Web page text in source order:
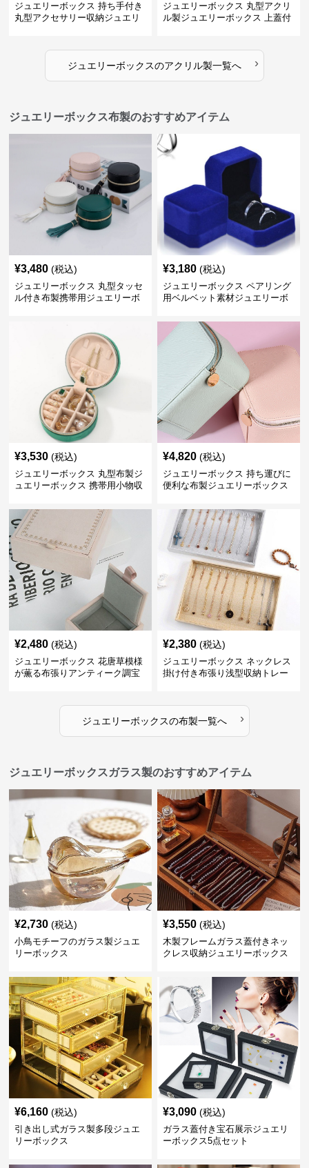
ジュエリーボックス 持ち手付き
丸型アクセサリー収納ジュエリ
ジュエリーボックス 丸型アクリ
ル製ジュエリーボックス 上蓋付
ジュエリーボックスのアクリル製一覧へ ›
ジュエリーボックス布製のおすすめアイテム
¥3,480 (税込)
ジュエリーボックス 丸型タッセ
ル付き布製携帯用ジュエリーボ
¥3,180 (税込)
ジュエリーボックス ペアリング
用ベルベット素材ジュエリーボ
¥3,530 (税込)
ジュエリーボックス 丸型布製ジ
ュエリーボックス 携帯用小物収
¥4,820 (税込)
ジュエリーボックス 持ち運びに
便利な布製ジュエリーボックス
¥2,480 (税込)
ジュエリーボックス 花唐草模様
が薫る布張りアンティーク調宝
¥2,380 (税込)
ジュエリーボックス ネックレス
掛け付き布張り浅型収納トレー
ジュエリーボックスの布製一覧へ ›
ジュエリーボックスガラス製のおすすめアイテム
¥2,730 (税込)
小鳥モチーフのガラス製ジュエ
リーボックス
¥3,550 (税込)
木製フレームガラス蓋付きネッ
クレス収納ジュエリーボックス
¥6,160 (税込)
引き出し式ガラス製多段ジュエ
リーボックス
¥3,090 (税込)
ガラス蓋付き宝石展示ジュエリ
ーボックス5点セット